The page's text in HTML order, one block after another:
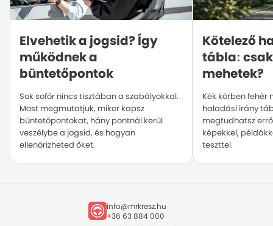
Elvehetik a jogsid? Így
működnek a
büntetőpontok
Sok sofőr nincs tisztában a szabályokkal.
Most megmutatjuk, mikor kapsz
büntetőpontokat, hány pontnál kerül
veszélybe a jogsid, és hogyan
ellenőrizheted őket.
Kötelező
tábla:
mehetek?
Kék körben fehér
haladási irány
megtudhatsz
képekkel,
teszttel.
info@mrkresz.hu
+36 63 884 000